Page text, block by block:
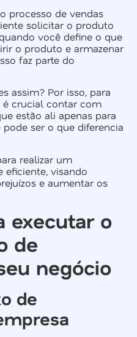
processo de vendas
solicitar o produto
você define o que
o produto e armazenar
faz parte do
assim? Por isso, para
crucial contar com
estão ali apenas para
ser o que diferencia
realizar um
eficiente, visando
e aumentar os
executar o
de
negócio
de